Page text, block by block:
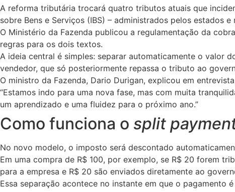
A reforma tributária trocará quatro tributos atuais que
sobre Bens e Serviços (IBS) – administrados pelos estados e
O Ministério da Fazenda publicou a regulamentação da
regras para os dois textos.
A ideia central é simples: separar automaticamente o valor
vendedor, que só posteriormente repassa o tributo ao
O ministro da Fazenda, Dario Durigan, explicou em
“Estamos indo para uma nova fase, mas com muita
um aprendizado e uma fluidez para o próximo ano.”
Como funciona o split
No novo modelo, o imposto será descontado
Em uma compra de R$ 100, por exemplo, se R$ 20 forem
para a empresa e R$ 20 são enviados diretamente ao
Essa separação acontece no instante em que o